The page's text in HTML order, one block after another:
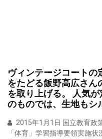
ヴィンテージコート
をたどる飯野高広さん
を取り上げる。 人気
のものでは、生地もシ
2015年1月1日 国立教育政
「体育」学習指導要領実施